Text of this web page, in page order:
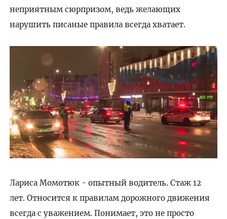
неприятным сюрпризом, ведь желающих
нарушить писаные правила всегда хватает.
Лариса Момотюк - опытный водитель. Стаж 12
лет. Относится к правилам дорожного движения
всегда с уважением. Понимает, это не просто